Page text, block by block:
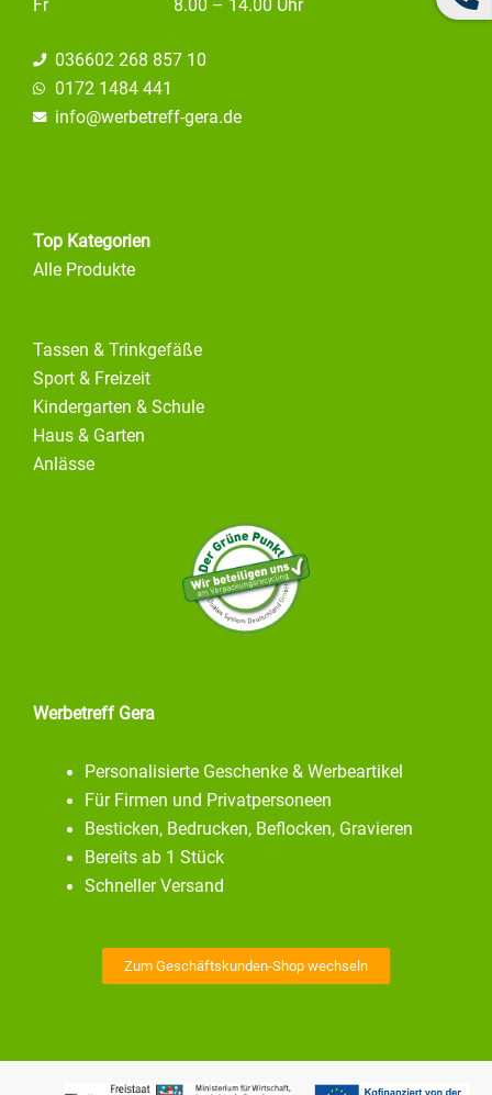
Fr
8.00 – 14.00 Uhr
036602 268 857 10
0172 1484 441
info@werbetreff-gera.de
Top Kategorien
Alle Produkte
Tassen & Trinkgefäße
Sport & Freizeit
Kindergarten & Schule
Haus & Garten
Anlässe
Werbetreff Gera
Personalisierte Geschenke & Werbeartikel
Für Firmen und Privatpersoneen
Besticken, Bedrucken, Beflocken, Gravieren
Bereits ab 1 Stück
Schneller Versand
Zum Geschäftskunden-Shop wechseln